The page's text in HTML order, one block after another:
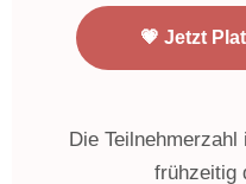
💗 Jetzt
Die
frühzeitig